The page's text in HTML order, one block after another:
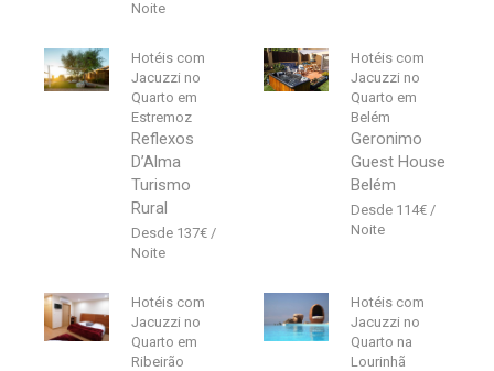
Hotéis com
Jacuzzi no
Quarto em
Estremoz
Reflexos
D’Alma
Turismo
Rural
137€
Hotéis com
Jacuzzi no
Quarto em
Belém
Geronimo
Guest House
Belém
114€
Hotéis com
Jacuzzi no
Quarto em
Ribeirão
Hotéis com
Jacuzzi no
Quarto na
Lourinhã